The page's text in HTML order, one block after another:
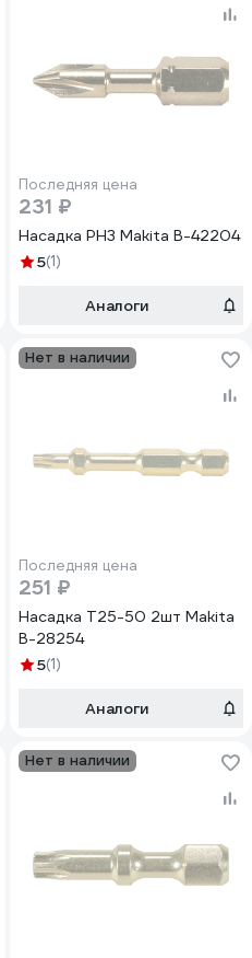
Последняя цена
231 ₽
Насадка PH3 Makita B-42204
5(1)
Аналоги
Нет в наличии
Последняя цена
251 ₽
Насадка T25-50 2шт Makita
B-28254
5(1)
Аналоги
Нет в наличии